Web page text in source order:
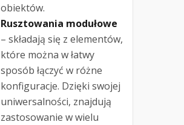
obiektów.
Rusztowania modułowe
– składają się z elementów,
które można w łatwy
sposób łączyć w różne
konfiguracje. Dzięki swojej
uniwersalności, znajdują
zastosowanie w wielu